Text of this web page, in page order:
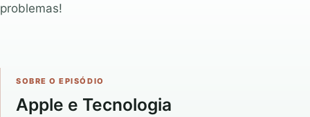
problemas!
SOBRE O EPISÓDIO
Apple e Tecnologia